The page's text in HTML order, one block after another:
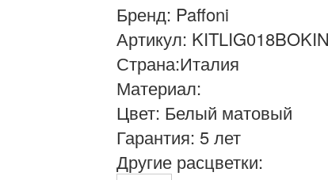
Бренд: Paffoni
Артикул:
Страна:Италия
Материал:
Цвет: Белый матовый
Гарантия: 5 лет
Другие расцветки: